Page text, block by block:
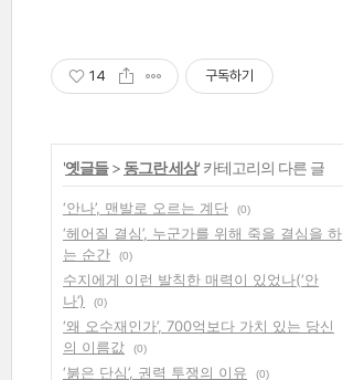
14 구독하기
'옛글들> 동그란 세상' 카테고리의 다른 글
‘안나’, 맨발로 오르는 계단 (0)
‘헤어질 결심’, 누군가를 위해 죽을 결심을 하
는 순간
(0)
수지에게 이런 발칙한 매력이 있었나(‘안
나’)
(0)
‘왜 오수재인가’, 700억보다 가치 있는 당신
의 이름값
(0)
‘붉은 단심’, 권력 투쟁의 이유
(0)